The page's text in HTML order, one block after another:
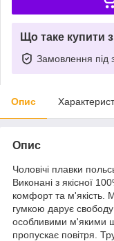
Що таке купити
Замовлення під
Опис
Опис
Чоловічі плавки
Виконані з якісної
комфорт та м'якість.
гумкою дарує
особливими м'якими
пропускає повітря.